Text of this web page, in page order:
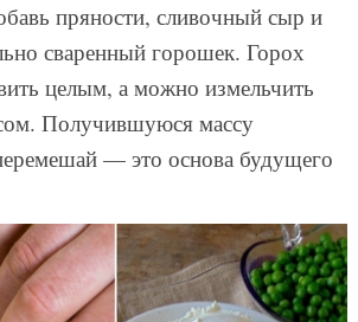
пряности, сливочный сыр и
сваренный горошек. Горох
целым, а можно измельчить
Получившуюся массу
— это основа будущего